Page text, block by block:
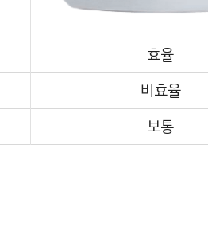
효율
비효율
보통